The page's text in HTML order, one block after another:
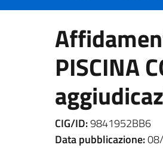
PISCINA
CIG/ID:9841952BB6
Data pubblicazione: